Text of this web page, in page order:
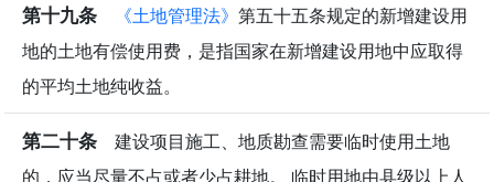
第十九条 《土地管理法》 第五十五条规定的新增建设用
地的土地有偿使用费，是指国家在新增建设用地中应取得
的平均土地纯收益。
第二十条 建设项目施工、地质勘查需要临时使用土地
的，应当尽量不占或者少占耕地。 临时用地由县级以上人